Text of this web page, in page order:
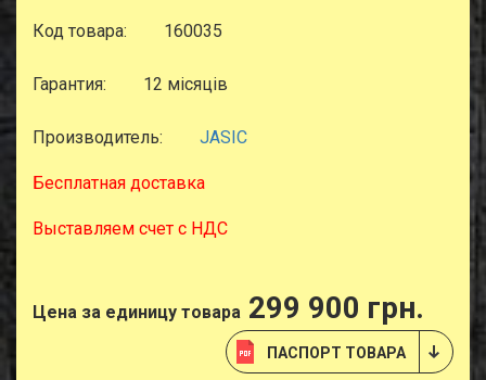
Код товара: 160035
Гарантия: 12 місяців
Производитель: JASIC
Бесплатная доставка
Выставляем счет с НДС
Цена за единицу товара 299 900 грн.
ПАСПОРТ ТОВАРА